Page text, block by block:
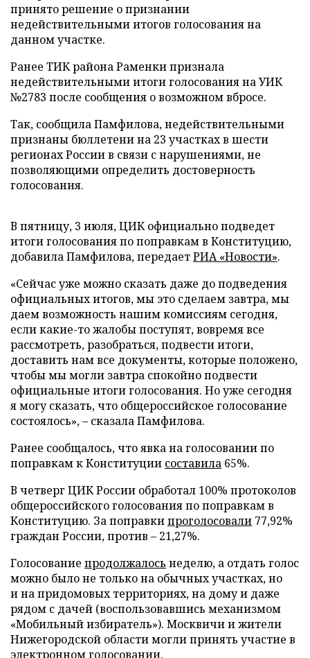
принято решение о признании
недействительными итогов голосования на
данном участке.
Ранее ТИК района Раменки признала
недействительными итоги голосования на УИК
№2783 после сообщения о возможном вбросе.
Так, сообщила Памфилова, недействительными
признаны бюллетени на 23 участках в шести
регионах России в связи с нарушениями, не
позволяющими определить достоверность
голосования.
В пятницу, 3 июля, ЦИК официально подведет
итоги голосования по поправкам в Конституцию,
добавила Памфилова, передаетРИА «Новости».
«Сейчас уже можно сказать даже до подведения
официальных итогов, мы это сделаем завтра, мы
даем возможность нашим комиссиям сегодня,
если какие-то жалобы поступят, вовремя все
рассмотреть, разобраться, подвести итоги,
доставить нам все документы, которые положено,
чтобы мы могли завтра спокойно подвести
официальные итоги голосования. Но уже сегодня
я могу сказать, что общероссийское голосование
состоялось», – сказала Памфилова.
Ранее сообщалось, что явка на голосовании по
поправкам к Конституции составила 65%.
В четверг ЦИК России обработал 100% протоколов
общероссийского голосования по поправкам в
Конституцию. За поправкипроголосовали 77,92%
граждан России, против – 21,27%.
Голосование продолжалось неделю, а отдать голос
можно было не только на обычных участках, но
и на придомовых территориях, на дому и даже
рядом с дачей (воспользовавшись механизмом
«Мобильный избиратель»). Москвичи и жители
Нижегородской области могли принять участие в
электронном голосовании.